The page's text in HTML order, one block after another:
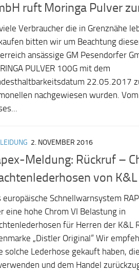
ruft Moringa Pulver
Verbraucher die in Grenznähe
bitten wir um Beachtung
ansässige GM Pesendorfer
PULVER 100G mit dem
22.05.2017
nachgewiesen wurden.
2. NOVEMBER 2016
Meldung: Rückruf –
von
europäische Schnellwarnsystem
eine hohe Chrom VI Belastung in
für Herren der K&L
„Distler Original“ Wir
solche Lederhose gekauft haben,
und dem Handel